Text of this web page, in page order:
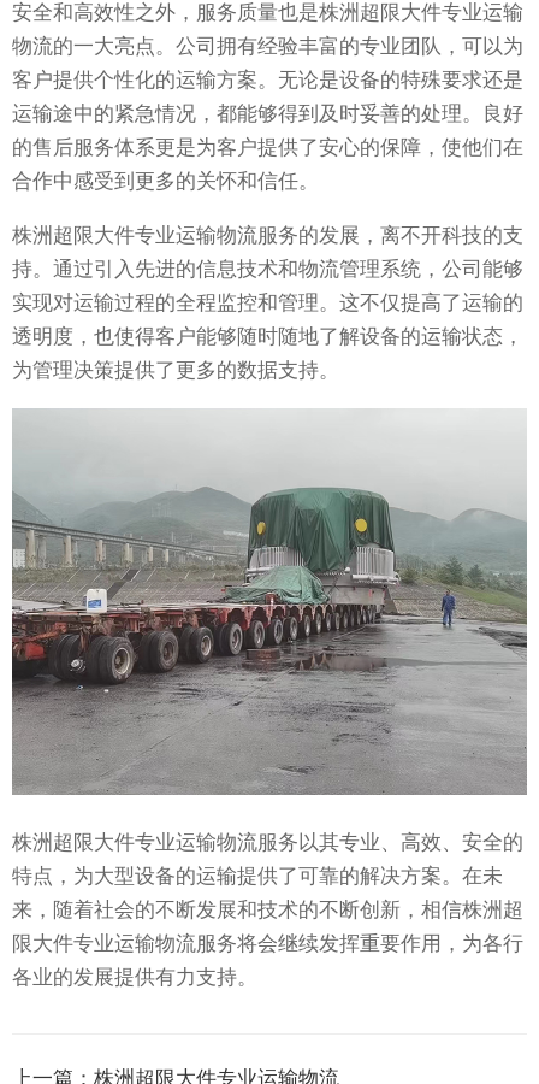
安全和高效性之外，服务质量也是株洲超限大件专业运输
物流的一大亮点。公司拥有经验丰富的专业团队，可以为
客户提供个性化的运输方案。无论是设备的特殊要求还是
运输途中的紧急情况，都能够得到及时妥善的处理。良好
的售后服务体系更是为客户提供了安心的保障，使他们在
合作中感受到更多的关怀和信任。
株洲超限大件专业运输物流服务的发展，离不开科技的支
持。通过引入先进的信息技术和物流管理系统，公司能够
实现对运输过程的全程监控和管理。这不仅提高了运输的
透明度，也使得客户能够随时随地了解设备的运输状态，
为管理决策提供了更多的数据支持。
株洲超限大件专业运输物流服务以其专业、高效、安全的
特点，为大型设备的运输提供了可靠的解决方案。在未
来，随着社会的不断发展和技术的不断创新，相信株洲超
限大件专业运输物流服务将会继续发挥重要作用，为各行
各业的发展提供有力支持。
上一篇： 株洲超限大件专业运输物流